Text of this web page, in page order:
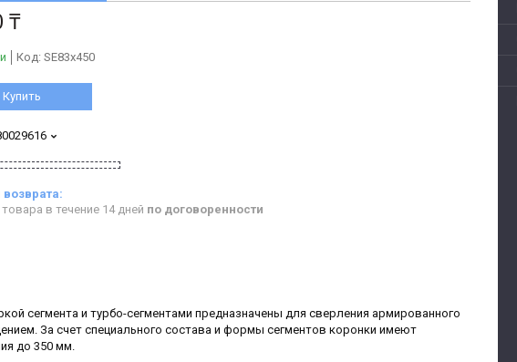
₸
Код: SE83x450
Купить
в течение 14 дней по договоренности
сегмента и турбо-сегментами предназначены для сверления армированного
За счет специального состава и формы сегментов коронки имеют
до 350 мм.